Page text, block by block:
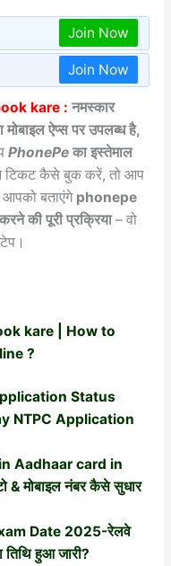
Join Now
Join Now
kare : नमस्कार
मोबाइल ऐप्स पर उपलब्ध है,
PhonePeका इस्तेमाल
टिकट कैसे बुक करें, तो आप
आपको बताएंगे phonepe
की पूरी प्रक्रिया– वो
kare | How to
?
Status
NTPC Application
Aadhaar card in
& मोबाइल नंबर कैसे सुधार
Date 2025-रेलवे
तिथि हुआ जारी?